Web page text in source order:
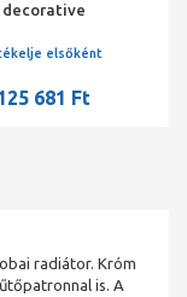
decorative
1600x500 mm
elsőként
681 Ft
radiátor. Króm
is. A